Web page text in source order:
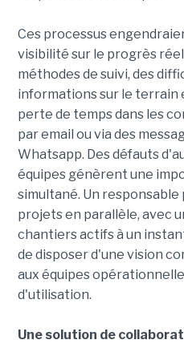
Ces processus
visibilité sur le progrès
méthodes de suivi, des
informations sur le terrain
perte de temps dans les
par email ou via des
Whatsapp. Des défauts
équipes génèrent une
simultané. Un responsable
projets en parallèle, avec
chantiers actifs à un
de disposer d'une vision
aux équipes
d'utilisation.
Une solution de